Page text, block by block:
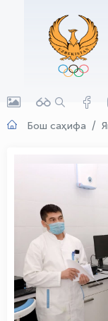
Бош саҳифа
OLYMPCHIK
Онлайн ·